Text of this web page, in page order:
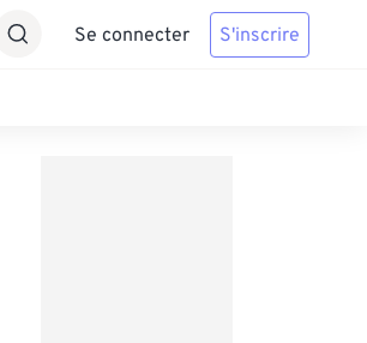
Se connecter S'inscrire